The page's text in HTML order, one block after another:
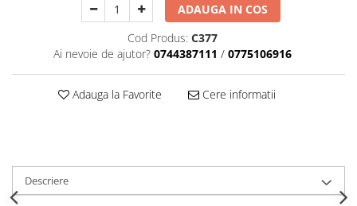
ADAUGA IN COS
Cod Produs: C377
Ai nevoie de ajutor? 0744387111 / 0775106916
Adauga la Favorite Cere informatii
Descriere